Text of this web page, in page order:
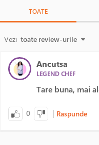
TOATE
Vezi toate review-urile
Ancutsa
LEGEND CHEF
Tare buna, mai
0 | Raspunde